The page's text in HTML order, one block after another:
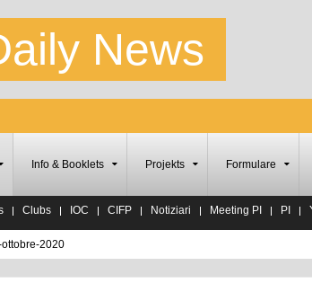
News
Info & Booklets Projekts Formulare
Clubs IOC CIFP Notiziari Meeting PI PI
2020